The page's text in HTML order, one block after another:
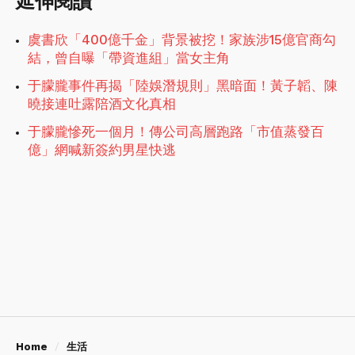
虞書欣「400億千金」背景被挖！家族涉15億官商勾
結，曾自曝「帶資進組」當女主角
于朦朧事件再揭「陸娛潛規則」黑暗面！黃子韜、陳
曉接連吐露陪酒文化真相
于朦朧慘死一個月！傳公司高層跑路「市值蒸發百
億」網喊新簽約男星快逃
Home 生活